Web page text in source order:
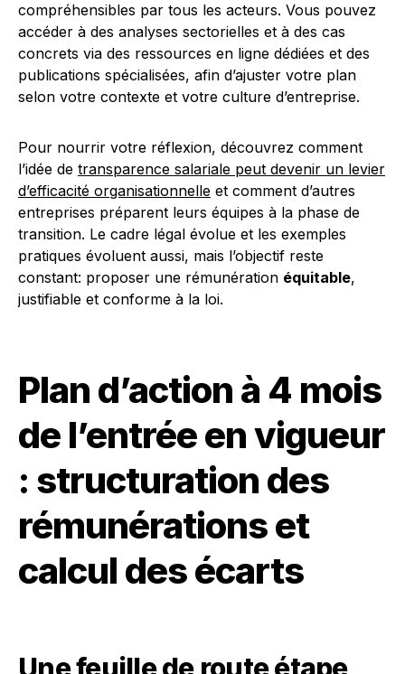
compréhensibles par tous les acteurs. Vous pouvez
accéder à des analyses sectorielles et à des cas
concrets via des ressources en ligne dédiées et des
publications spécialisées, afin d’ajuster votre plan
selon votre contexte et votre culture d’entreprise.
Pour nourrir votre réflexion, découvrez comment
l’idée de transparence salariale peut devenir un levier
d’efficacité organisationnelle et comment d’autres
entreprises préparent leurs équipes à la phase de
transition. Le cadre légal évolue et les exemples
pratiques évoluent aussi, mais l’objectif reste
constant: proposer une rémunération équitable,
justifiable et conforme à la loi.
Plan d’action à 4 mois
de l’entrée en vigueur
: structuration des
rémunérations et
calcul des écarts